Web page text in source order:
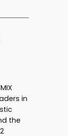
in
the